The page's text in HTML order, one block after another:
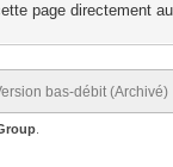
page directement
bas-débit (Archivé)
.